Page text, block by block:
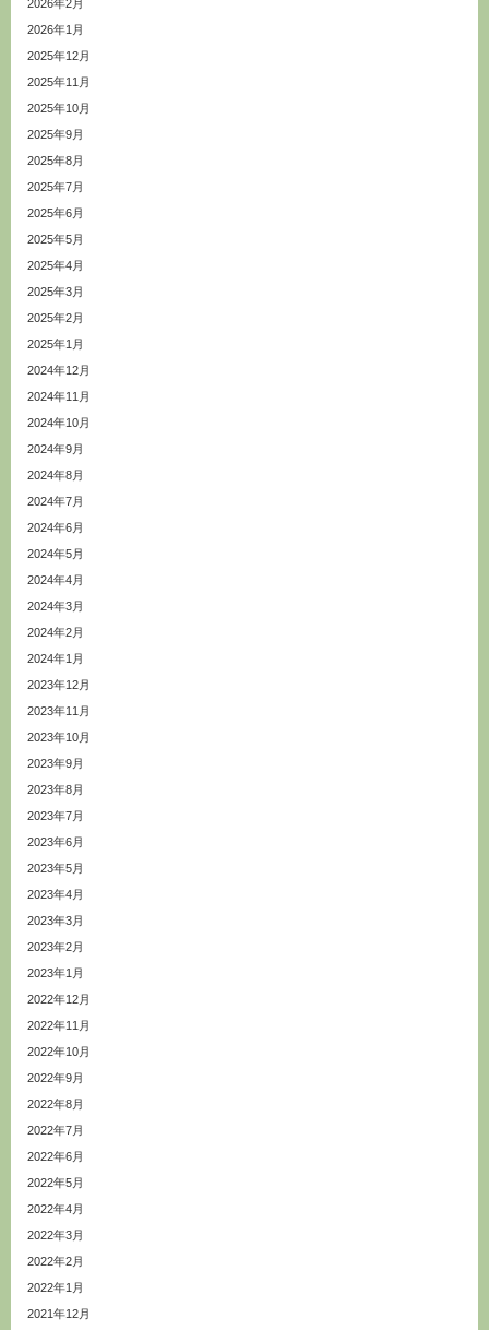
2026年2月
2026年1月
2025年12月
2025年11月
2025年10月
2025年9月
2025年8月
2025年7月
2025年6月
2025年5月
2025年4月
2025年3月
2025年2月
2025年1月
2024年12月
2024年11月
2024年10月
2024年9月
2024年8月
2024年7月
2024年6月
2024年5月
2024年4月
2024年3月
2024年2月
2024年1月
2023年12月
2023年11月
2023年10月
2023年9月
2023年8月
2023年7月
2023年6月
2023年5月
2023年4月
2023年3月
2023年2月
2023年1月
2022年12月
2022年11月
2022年10月
2022年9月
2022年8月
2022年7月
2022年6月
2022年5月
2022年4月
2022年3月
2022年2月
2022年1月
2021年12月